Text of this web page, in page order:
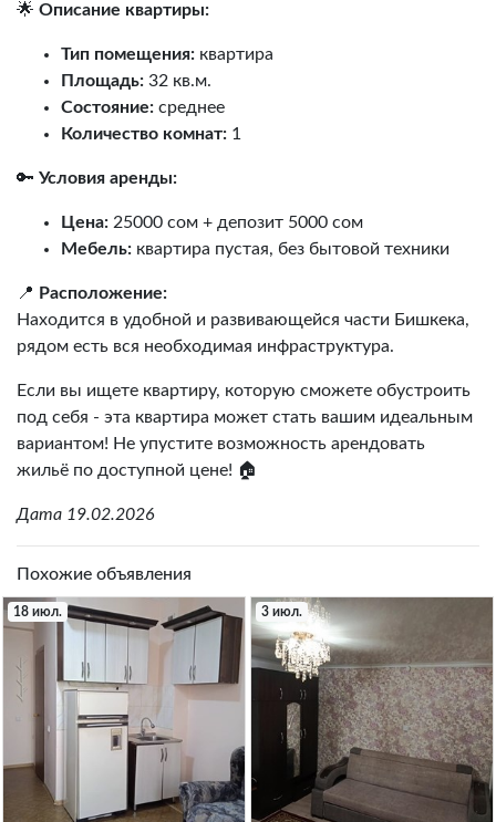
🌟 Описание квартиры:
Тип помещения: квартира
Площадь: 32 кв.м.
Состояние: среднее
Количество комнат: 1
🔑 Условия аренды:
Цена: 25000 сом + депозит 5000 сом
Мебель: квартира пустая, без бытовой техники
📍 Расположение:
Находится в удобной и развивающейся части Бишкека,
рядом есть вся необходимая инфраструктура.
Если вы ищете квартиру, которую сможете обустроить
под себя - эта квартира может стать вашим идеальным
вариантом! Не упустите возможность арендовать
жильё по доступной цене! 🏠
Дата 19.02.2026
Похожие объявления
18 июл. 3 июл.